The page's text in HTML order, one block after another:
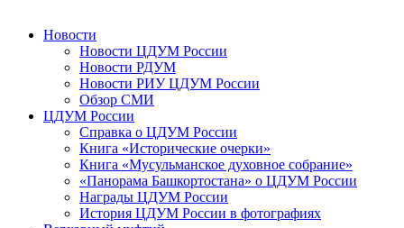
Новости
Новости ЦДУМ России
Новости РДУМ
Новости РИУ ЦДУМ России
Обзор СМИ
ЦДУМ России
Справка о ЦДУМ России
Книга «Исторические очерки»
Книга «Мусульманское духовное собрание»
«Панорама Башкортостана» о ЦДУМ России
Награды ЦДУМ России
История ЦДУМ России в фотографиях